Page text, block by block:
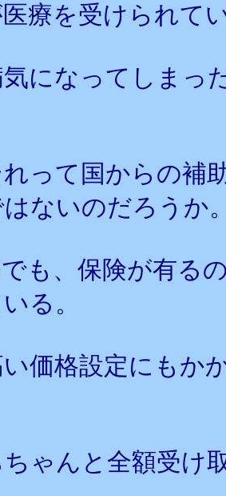
療を受けられて
になってしまっ
って国からの補
ないのだろうか
も、保険が有る
る。
価格設定にもか
ゃんと全額受け